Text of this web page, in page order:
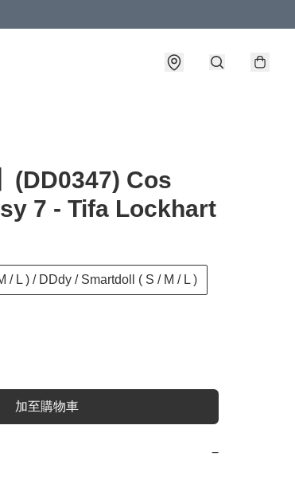
(DD0347) Cos
7 - Tifa Lockhart
/ L ) / DDdy / Smartdoll ( S / M / L )
加至購物車
−